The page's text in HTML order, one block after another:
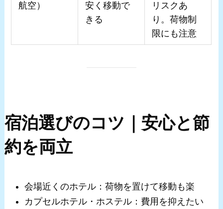
航空）
安く移動で
きる
リスクあ
り。荷物制
限にも注意
宿泊選びのコツ｜安心と節
約を両立
会場近くのホテル：荷物を置けて移動も楽
カプセルホテル・ホステル：費用を抑えたい